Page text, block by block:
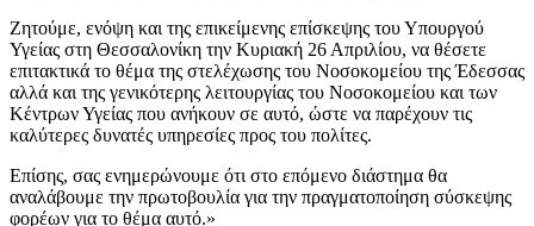
Ζητούμε, ενόψη και της επικείμενης επίσκεψης του Υπουργού
Υγείας στη Θεσσαλονίκη την Κυριακή 26 Απριλίου, να θέσετε
επιτακτικά το θέμα της στελέχωσης του Νοσοκομείου της Έδεσσας
αλλά και της γενικότερης λειτουργίας του Νοσοκομείου και των
Κέντρων Υγείας που ανήκουν σε αυτό, ώστε να παρέχουν τις
καλύτερες δυνατές υπηρεσίες προς του πολίτες.
Επίσης, σας ενημερώνουμε ότι στο επόμενο διάστημα θα
αναλάβουμε την πρωτοβουλία για την πραγματοποίηση σύσκεψης
φορέων για το θέμα αυτό.»